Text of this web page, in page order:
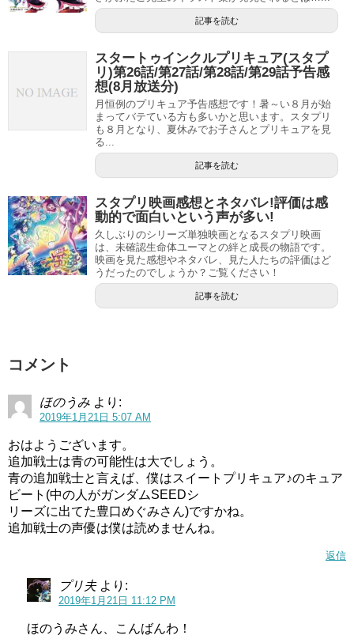
うでならないパターンもあります。
ュアエースのように突然新キャラが現れる可能性もありま
す。
プリキュアになりそうなキャラがいたら、要チェックです
上坂すみれ(キュアコスモ/マオ声優)の実家は豪邸?母親,学歴,大学も紹介!
スタートゥインクルプリキュア追加戦士の色は
青？
今回、キュアミルキーの色が青なのか緑なのか分かりにく
うことになります。
5人チーム以外で最初から緑枠のプリキュアがいるのは初め
てですね。
記事を読む
スタートゥインクルプリキュア(スタプ
リ)第26話/第27話/第28話/第29話予告感
想(8月放送分)
月恒例のプリキュア予告感想です！暑～い８月が始
まってバテている方も多いかと思います。スタプリ
も８月となり、夏休みでお子さんとプリキュアを見
る...
記事を読む
スタプリ映画感想とネタバレ!評価は感
動的で面白いという声が多い!
久しぶりのシリーズ単独映画となるスタプリ映画
は、未確認生命体ユーマとの絆と成長の物語です。
映画を見た感想やネタバレ、見た人たちの評価はど
うだったのでしょうか？ご覧ください！
記事を読む
コメント
ほのうみ より:
2019年1月21日 5:07 AM
おはようございます。
追加戦士は青の可能性は大でしょう。
青の追加戦士と言えば、僕はスイートプリキュア♪のキュア
ビート(中の人がガンダムSEEDシ
リーズに出てた豊口めぐみさん)ですかね。
追加戦士の声優は僕は読めませんね。
返信
プリ夫 より:
2019年1月21日 11:12 PM
ほのうみさん、こんばんわ！